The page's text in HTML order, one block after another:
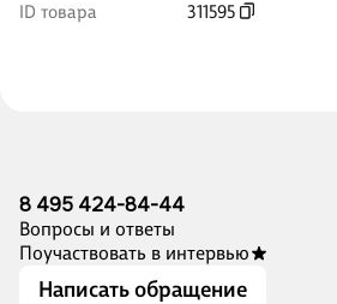
ID товара
311595
8 495 424-84-44
Вопросы и ответы
Поучаствовать в интервью
Написать обращение